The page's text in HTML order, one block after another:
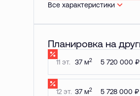
Все характеристики
Планировка на
11 эт. 37 м2 5 720 000 ₽
12 эт. 37 м2 5 728 000 ₽